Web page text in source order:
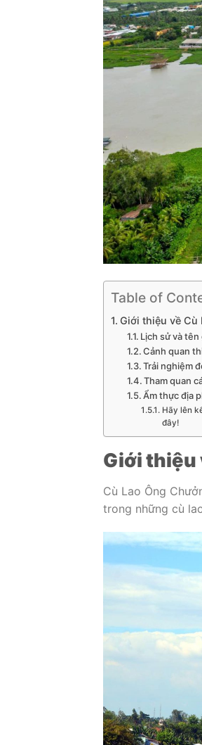
Table of
Giới thiệu về Cù
Lịch sử và
Cảnh quan
Trải nghiệm
Tham quan
Ẩm thực địa
Hãy lên
đây!
Giới thiệu
Cù Lao Ông
trong những cù